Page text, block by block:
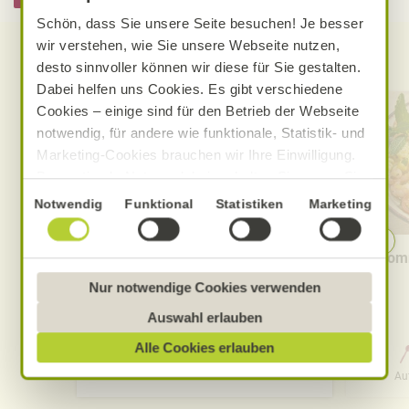
Schön, dass Sie unsere Seite besuchen! Je besser
wir verstehen, wie Sie unsere Webseite nutzen,
desto sinnvoller können wir diese für Sie gestalten.
Dabei helfen uns Cookies. Es gibt verschiedene
Cookies – einige sind für den Betrieb der Webseite
notwendig, für andere wie funktionale, Statistik- und
Marketing-Cookies brauchen wir Ihre Einwilligung.
Das optimale Nutzererlebnis erhalten Sie, wenn Sie
„Alle Cookies erlauben“ anklicken. Ihre Einwilligung
umfasst in diesem Fall auch den Einsatz von
Dienstleistern in Drittländern, die kein mit der EU
Sofern personenbezogene Daten dorthin übermittelt
werden, besteht das Risiko, dass diese erfasst und
analysiert werden und Betroffenenrechte nicht
durchgesetzt werden könnten. Sie können jederzeit
Ihre Einwilligung zur Datenverarbeitung und
Einwilligungsauswahl
Notwendig Funktional Statistiken Marketing
Alle Cookies erlauben
Auswahl erlauben
Nur notwendige Cookies verwenden
Entdecken Sie weitere Rezepte
Cremige Tomaten-Knoblauch-
Pasta
Aufwand
0 Std. 30 Min.
Gesamtzeit